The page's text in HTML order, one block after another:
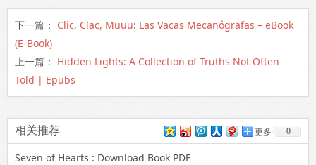
下一篇： Clic, Clac, Muuu: Las Vacas Mecanógrafas – eBook
(E-Book)
上一篇： Hidden Lights: A Collection of Truths Not Often
Told | Epubs
相关推荐 更多 0
Seven of Hearts : Download Book PDF